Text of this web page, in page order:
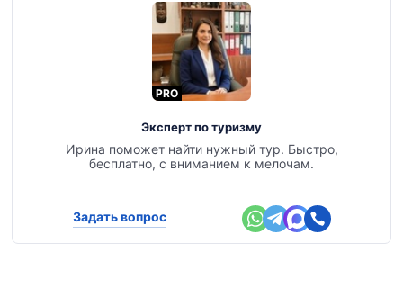
PRO
Эксперт по туризму
Ирина поможет найти нужный тур. Быстро,
бесплатно, с вниманием к мелочам.
Задать вопрос